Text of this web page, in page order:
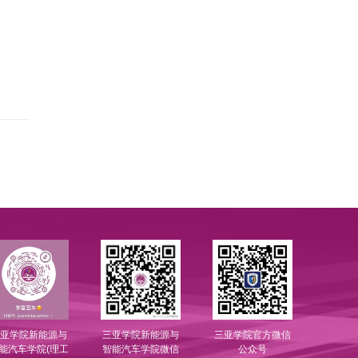
学院新能源与
汽车学院(理工
三亚学院新能源与
智能汽车学院微信
三亚学院官方微信
公众号